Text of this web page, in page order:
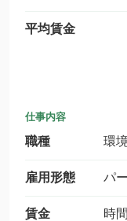
平均賃金
仕事内容
職種 環
雇用形態 パ
賃金 時